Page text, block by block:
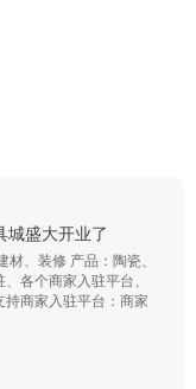
城盛大开业了
、装修 产品：陶瓷、
各个商家入驻平台、
商家入驻平台：商家